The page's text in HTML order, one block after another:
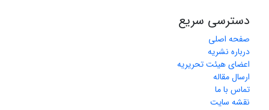
دسترسی سریع
صفحه اصلی
درباره نشریه
اعضای هیئت تحریریه
ارسال مقاله
تماس با ما
نقشه سایت